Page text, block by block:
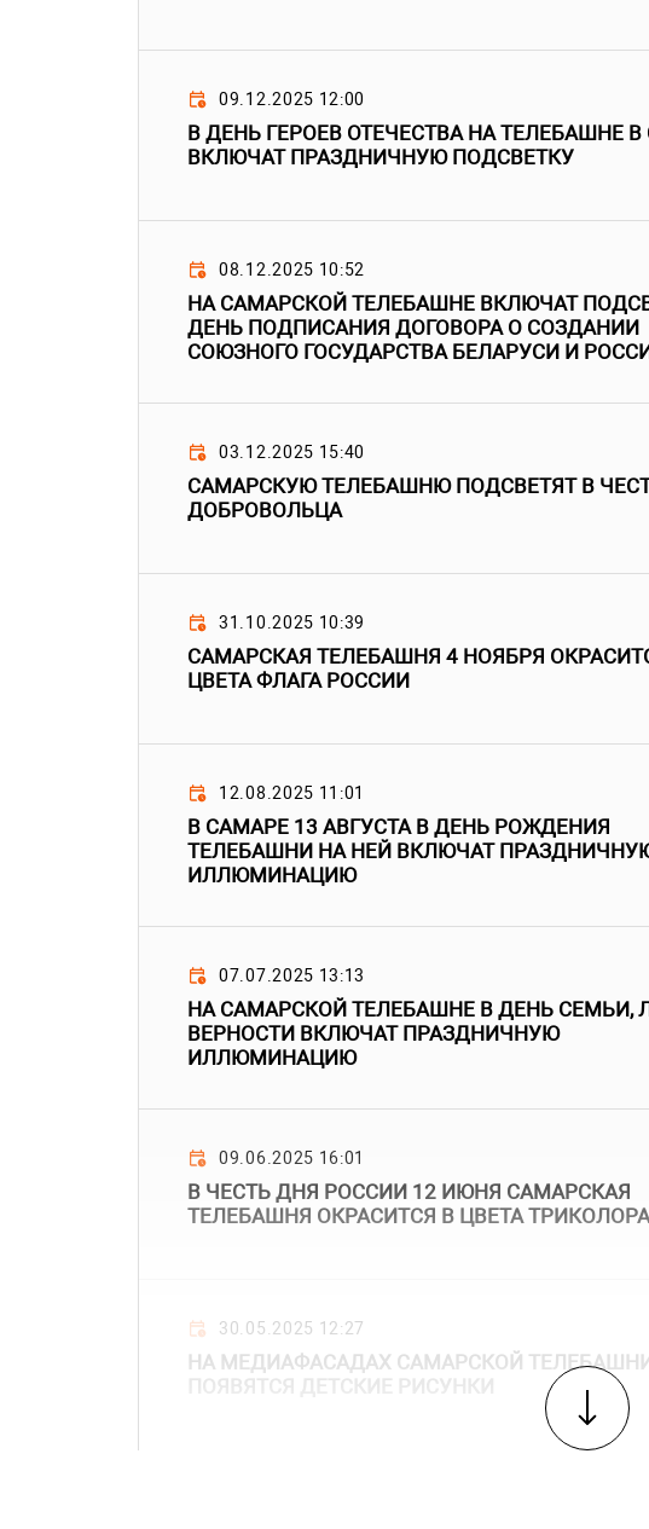
09.12.2025 12:00
В ДЕНЬ ГЕРОЕВ ОТЕЧЕСТВА НА ТЕЛЕБАШНЕ
ВКЛЮЧАТ ПРАЗДНИЧНУЮ ПОДСВЕТКУ
08.12.2025 10:52
НА САМАРСКОЙ ТЕЛЕБАШНЕ ВКЛЮЧАТ
ДЕНЬ ПОДПИСАНИЯ ДОГОВОРА О СОЗДАНИИ
СОЮЗНОГО ГОСУДАРСТВА БЕЛАРУСИ И
03.12.2025 15:40
САМАРСКУЮ ТЕЛЕБАШНЮ ПОДСВЕТЯТ В
ДОБРОВОЛЬЦА
31.10.2025 10:39
САМАРСКАЯ ТЕЛЕБАШНЯ 4 НОЯБРЯ
ЦВЕТА ФЛАГА РОССИИ
12.08.2025 11:01
В САМАРЕ 13 АВГУСТА В ДЕНЬ РОЖДЕНИЯ
ТЕЛЕБАШНИ НА НЕЙ ВКЛЮЧАТ
ИЛЛЮМИНАЦИЮ
07.07.2025 13:13
НА САМАРСКОЙ ТЕЛЕБАШНЕ В ДЕНЬ СЕМЬИ,
ВЕРНОСТИ ВКЛЮЧАТ ПРАЗДНИЧНУЮ
ИЛЛЮМИНАЦИЮ
09.06.2025 16:01
В ЧЕСТЬ ДНЯ РОССИИ 12 ИЮНЯ САМАРСКАЯ
ТЕЛЕБАШНЯ ОКРАСИТСЯ В ЦВЕТА ТРИКОЛОРА
30.05.2025 12:27
НА МЕДИАФАСАДАХ САМАРСКОЙ